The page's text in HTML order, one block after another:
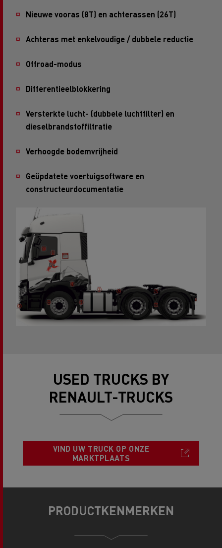
Nieuwe vooras (8T) en achterassen (26T)
Achteras met enkelvoudige / dubbele reductie
Offroad-modus
Differentieelblokkering
Versterkte lucht- (dubbele luchtfilter) en
dieselbrandstoffiltratie
Verhoogde bodemvrijheid
Geüpdatete voertuigsoftware en
constructeurdocumentatie
USED TRUCKS BY
RENAULT-TRUCKS
VIND UW TRUCK OP ONZE
MARKTPLAATS
PRODUCTKENMERKEN